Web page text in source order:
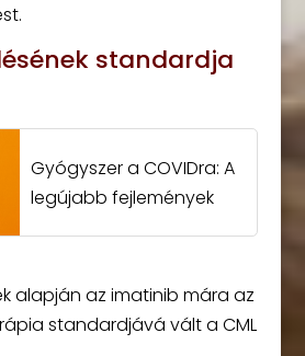
standardja
Gyógyszer a COVIDra: A
legújabb fejlemények
alapján az imatinib mára az
standardjává vált a CML